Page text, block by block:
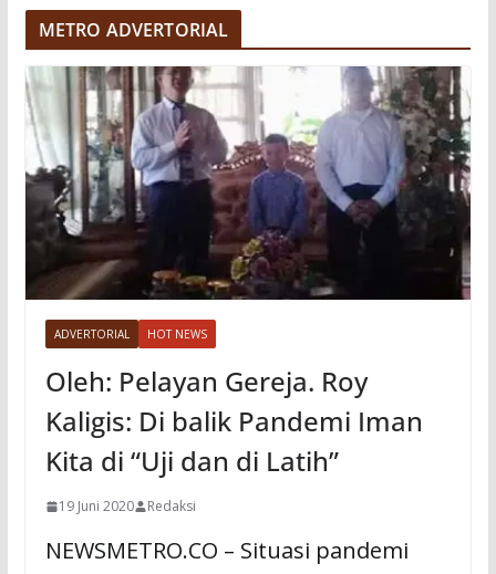
e
METRO ADVERTORIAL
ADVERTORIAL HOT NEWS
Oleh: Pelayan Gereja. Roy
Kaligis: Di balik Pandemi Iman
Kita di “Uji dan di Latih”
19 Juni 2020 Redaksi
NEWSMETRO.CO – Situasi pandemi